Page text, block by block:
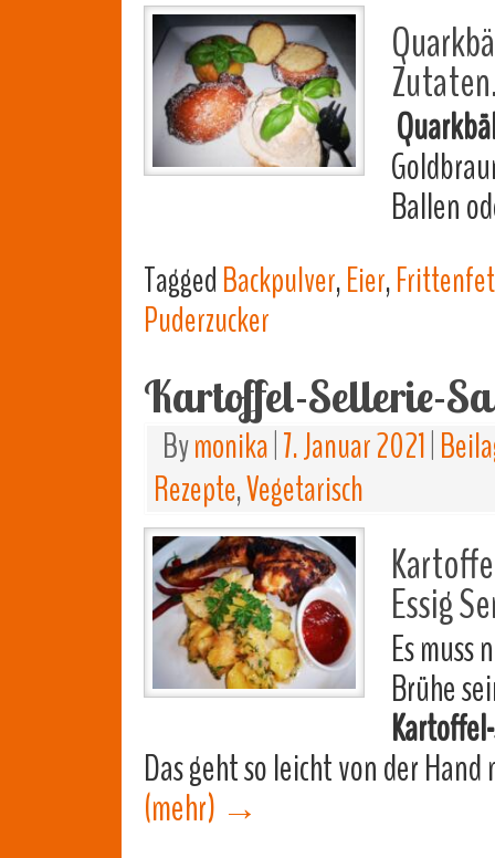
Ballen
TaggedBackpulver,Eier,
Puderzucker
Kartoffel-Sellerie-
Bymonika 7. Januar 2021
Rezepte,Vegetarisch
Essig
Es
Brühe
Das geht so leicht von der
(mehr) →